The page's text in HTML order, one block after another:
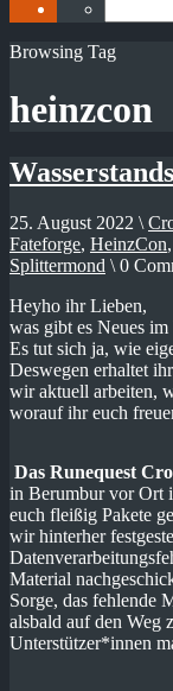
Browsing Tag
heinzcon
25. August 2022 \
Fateforge, HeinzCon,
Splittermond \ 0
Heyho ihr Lieben,
was gibt es Neues im
Es tut sich ja, wie
Deswegen erhaltet
wir aktuell arbeiten,
worauf ihr euch
Das Runequest
in Berumbur vor Ort
euch fleißig Pakete
wir hinterher
Material
Sorge, das fehlende
alsbald auf den Weg
Unterstützer*innen